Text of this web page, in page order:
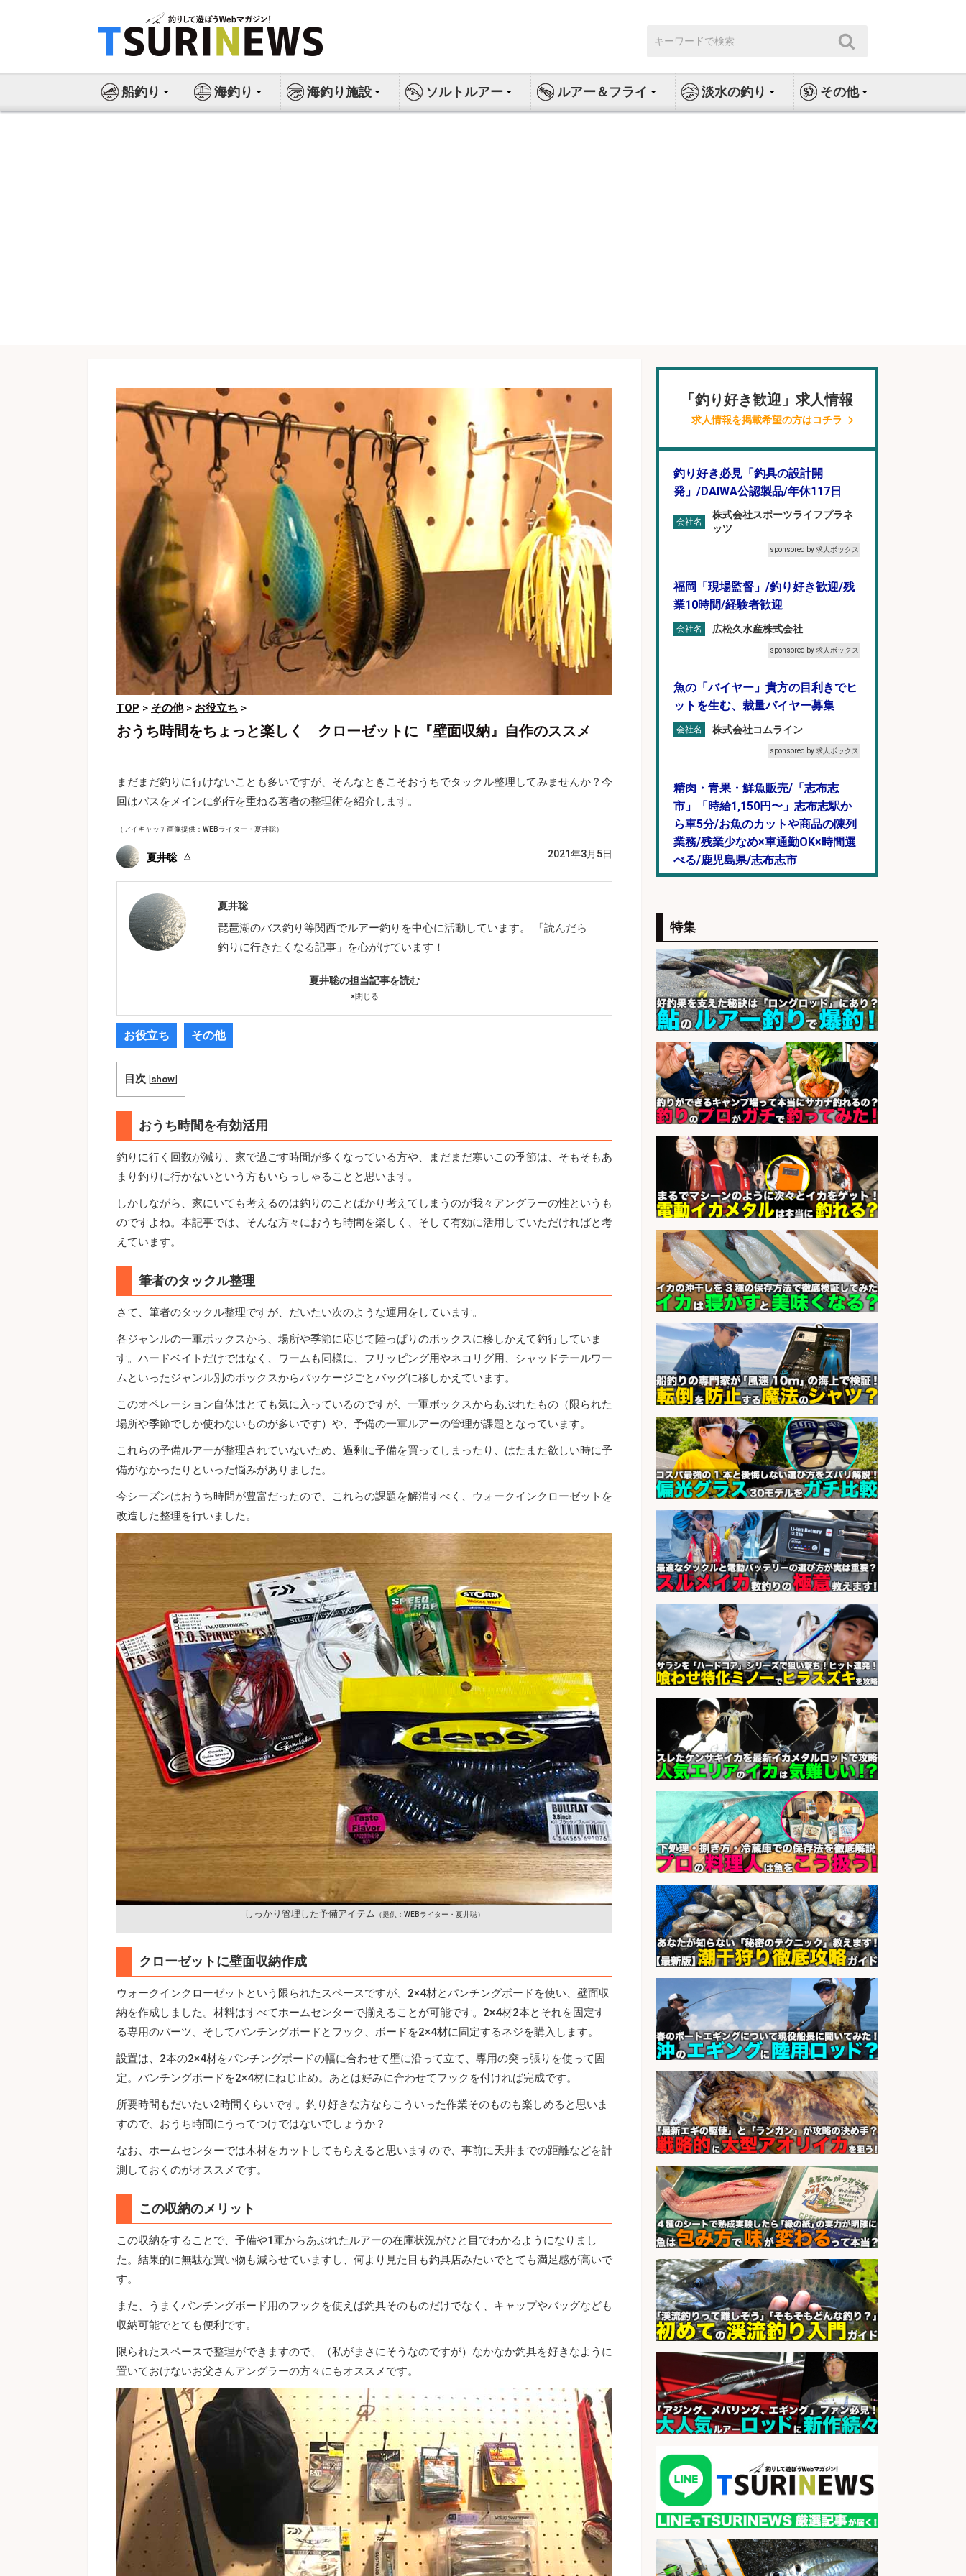
ス
索:
船釣り 海釣り 海釣り施設 ソルトルアー ルアー＆フライ 淡水の釣り その他
TOP > その他> お役立ち >
おうち時間をちょっと楽しく クローゼットに『壁面収納』自作のススメ
まだまだ釣りに行けないことも多いですが、そんなときこそおうちでタックル整理してみませんか？今
回はバスをメインに釣行を重ねる著者の整理術を紹介します。
（アイキャッチ画像提供：WEBライター・夏井聡）
夏井聡 2021年3月5日
夏井聡
琵琶湖のバス釣り等関西でルアー釣りを中心に活動しています。 「読んだら
釣りに行きたくなる記事」を心がけています！
夏井聡の担当記事を読む
×閉じる
お役立ち その他
目次 [show]
おうち時間を有効活用
釣りに行く回数が減り、家で過ごす時間が多くなっている方や、まだまだ寒いこの季節は、そもそもあ
まり釣りに行かないという方もいらっしゃることと思います。
しかしながら、家にいても考えるのは釣りのことばかり考えてしまうのが我々アングラーの性というも
のですよね。本記事では、そんな方々におうち時間を楽しく、そして有効に活用していただければと考
えています。
筆者のタックル整理
さて、筆者のタックル整理ですが、だいたい次のような運用をしています。
各ジャンルの一軍ボックスから、場所や季節に応じて陸っぱりのボックスに移しかえて釣行していま
す。ハードベイトだけではなく、ワームも同様に、フリッピング用やネコリグ用、シャッドテールワー
ムといったジャンル別のボックスからパッケージごとバッグに移しかえています。
このオペレーション自体はとても気に入っているのですが、一軍ボックスからあぶれたもの（限られた
場所や季節でしか使わないものが多いです）や、予備の一軍ルアーの管理が課題となっています。
これらの予備ルアーが整理されていないため、過剰に予備を買ってしまったり、はたまた欲しい時に予
備がなかったりといった悩みがありました。
今シーズンはおうち時間が豊富だったので、これらの課題を解消すべく、ウォークインクローゼットを
改造した整理を行いました。
しっかり管理した予備アイテム （提供：WEBライター・夏井聡）
クローゼットに壁面収納作成
ウォークインクローゼットという限られたスペースですが、2×4材とパンチングボードを使い、壁面収
納を作成しました。材料はすべてホームセンターで揃えることが可能です。2×4材2本とそれを固定す
る専用のパーツ、そしてパンチングボードとフック、ボードを2×4材に固定するネジを購入します。
設置は、2本の2×4材をパンチングボードの幅に合わせて壁に沿って立て、専用の突っ張りを使って固
定。パンチングボードを2×4材にねじ止め。あとは好みに合わせてフックを付ければ完成です。
所要時間もだいたい2時間くらいです。釣り好きな方ならこういった作業そのものも楽しめると思いま
すので、おうち時間にうってつけではないでしょうか？
なお、ホームセンターでは木材をカットしてもらえると思いますので、事前に天井までの距離などを計
測しておくのがオススメです。
この収納のメリット
この収納をすることで、予備や1軍からあぶれたルアーの在庫状況がひと目でわかるようになりまし
た。結果的に無駄な買い物も減らせていますし、何より見た目も釣具店みたいでとても満足感が高いで
す。
また、うまくパンチングボード用のフックを使えば釣具そのものだけでなく、キャップやバッグなども
収納可能でとても便利です。
限られたスペースで整理ができますので、（私がまさにそうなのですが）なかなか釣具を好きなように
置いておけないお父さんアングラーの方々にもオススメです。
「釣り好き歓迎」求人情報
求人情報を掲載希望の方はコチラ
釣り好き必見「釣具の設計開
発」/DAIWA公認製品/年休117日
会社名
株式会社スポーツライフプラネ
ッツ
sponsored by 求人ボックス
福岡「現場監督」/釣り好き歓迎/残
業10時間/経験者歓迎
会社名 広松久水産株式会社
sponsored by 求人ボックス
魚の「バイヤー」貴方の目利きでヒ
ットを生む、裁量バイヤー募集
会社名 株式会社コムライン
sponsored by 求人ボックス
精肉・青果・鮮魚販売/「志布志
市」「時給1,150円〜」志布志駅か
ら車5分/お魚のカットや商品の陳列
業務/残業少なめ×車通勤OK×時間選
べる/鹿児島県/志布志市
営業事務/釣り具メーカーでの営業
アシスタントのお仕事/残業なし/即
日勤務可/営業事務/軽作業
会社名 株式会社パソナ
sponsored by 求人ボックス
営業事務/「大津市」釣り具メーカ
ーの物流事務・営業アシスタント/
小野駅徒歩6分/「時給1,300円」/大
型連休あり×残業なし×土日祝休み/
滋賀県
会社名 株式会社ホットスタッフ滋賀
sponsored by 求人ボックス
日払いOKで即日収入/製造スタッフ/
「広島市佐伯区」「時給1,200円」
日払いあり/広島市佐伯区内でお魚
のパック詰めや品出し業務/車通勤
OK×未経験歓迎×残業少なめ/広島県
会社名 株式会社ホットスタッフ五日市
sponsored by 求人ボックス
釣り具などの出荷作業～～/工場/製
造
sponsored by 求人ボックス
日払いOKで即日収入/製造スタッフ/
「堺市堺区」入社祝金10万円/堺市
堺区の工場で自転車部品や釣り具の
組立/日払いOK・未経験歓迎&土日
祝休みで年間休日126日/大阪府
会社名
パーソルファクトリーパートナ
ーズ株式会社
営業事務/「大津市」釣り具メーカ
ーの物流事務・営業アシスタント/
小野駅から徒歩6分/「時給1,300
祝休み/滋賀県
会社名 株式会社ホットスタッフ滋賀
sponsored by 求人ボックス
さらに求人情報を見る
特集